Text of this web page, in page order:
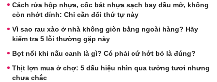
Cách rửa hộp nhựa, cốc bát nhựa sạch bay dầu mỡ, không
còn nhớt dính: Chỉ cần đổi thứ tự này
Vì sao rau xào ở nhà không giòn bằng ngoài hàng? Hãy
kiểm tra 5 lỗi thường gặp này
Bọt nổi khi nấu canh là gì? Có phải cứ hớt bỏ là đúng?
Thịt lợn mua ở chợ: 5 dấu hiệu nhìn qua tưởng tươi nhưng
chưa chắc